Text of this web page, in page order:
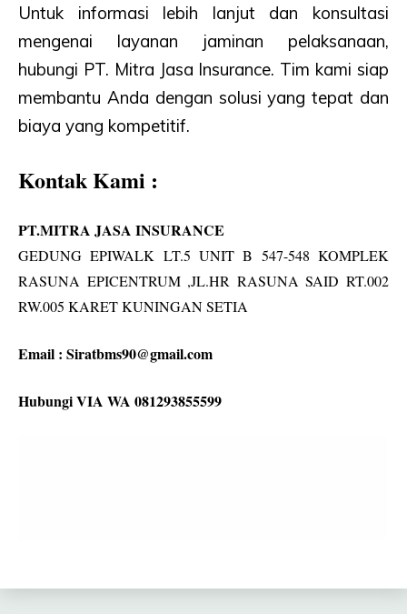
Untuk informasi lebih lanjut dan konsultasi
mengenai layanan jaminan pelaksanaan,
hubungi PT. Mitra Jasa Insurance. Tim kami siap
membantu Anda dengan solusi yang tepat dan
biaya yang kompetitif.
Kontak Kami :
PT.MITRA JASA INSURANCE
GEDUNG EPIWALK LT.5 UNIT B 547-548 KOMPLEK
RASUNA EPICENTRUM ,JL.HR RASUNA SAID RT.002
RW.005 KARET KUNINGAN SETIA
Email : Siratbms90@gmail.com
Hubungi VIA WA 081293855599